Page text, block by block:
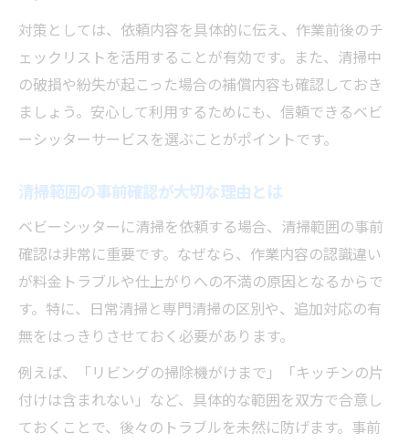
対策としては、依頼内容を具体的に伝え、作業前後のチ
ェックリストを活用することが有効です。また、清掃中
の破損や紛失が起こった場合の補償内容も確認しておき
ましょう。安心して利用するためにも、信頼できるベビ
ーシッターサービスを選ぶことがポイントです。
清掃範囲の事前確認が大切な理由とは
ベビーシッターに清掃を依頼する場合、清掃範囲の事前
確認は非常に重要です。なぜなら、作業内容の認識違い
が料金トラブルや仕上がりへの不満の原因となるからで
す。特に、日常清掃と専門清掃の区別や、追加対応の有
無をはっきりさせておく必要があります。
例えば、「リビングの掃除機がけまで」「キッチンの片
付けは含まれない」など、具体的な範囲を双方で合意し
ておくことで、後々のトラブルを未然に防げます。事前